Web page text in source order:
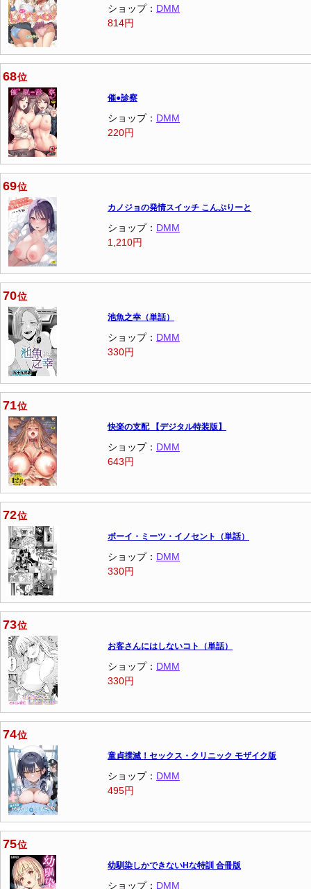
ショップ： DMM
814円
68位
催●診察
ショップ： DMM
220円
69位
カノジョの発情スイッチ こんぷりーと
ショップ： DMM
1,210円
70位
池魚之幸（単話）
ショップ： DMM
330円
71位
快楽の支配 【デジタル特装版】
ショップ： DMM
643円
72位
ボーイ・ミーツ・イノセント（単話）
ショップ： DMM
330円
73位
お客さんにはしないコト（単話）
ショップ： DMM
330円
74位
童貞撲滅！セックス・クリニック モザイク版
ショップ： DMM
495円
75位
幼馴染しかできないHな特訓 合冊版
ショップ： DMM